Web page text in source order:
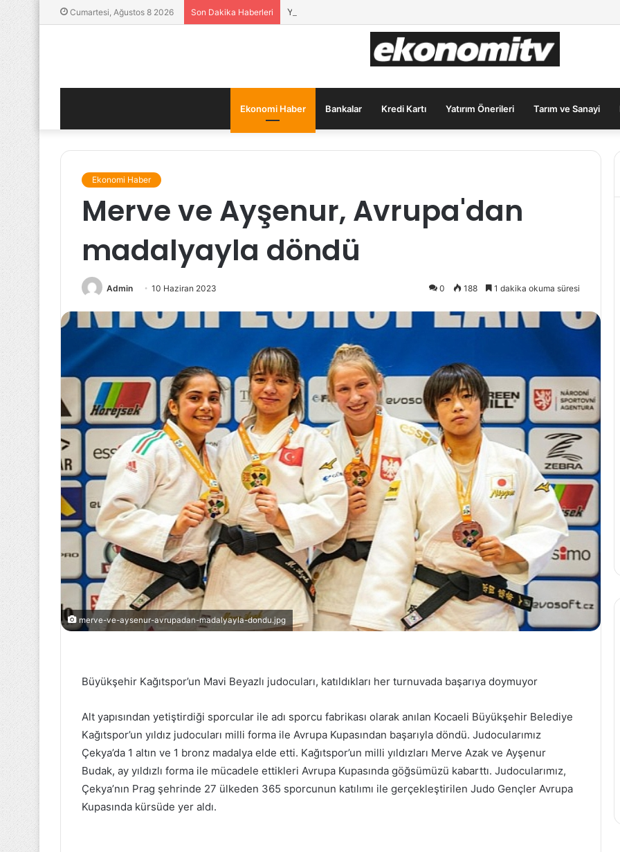
Cumartesi, Ağustos 8 2026 Son Dakika Haberleri Yatırımcılar İçin Güvenli Liman: Altın Hâlâ İlk Sırada mı?
Ekonomi Haber Bankalar Kredi Kartı Yatırım Önerileri Tarım ve Sanayi
Ekonomi Haber
Merve ve Ayşenur, Avrupa'dan
madalyayla döndü
Admin 10 Haziran 2023 0 188 1 dakika okuma süresi
merve-ve-aysenur-avrupadan-madalyayla-dondu.jpg
Büyükşehir Kağıtspor’un Mavi Beyazlı judocuları, katıldıkları her turnuvada başarıya doymuyor
Alt yapısından yetiştirdiği sporcular ile adı sporcu fabrikası olarak anılan Kocaeli Büyükşehir Belediye
Kağıtspor’un yıldız judocuları milli forma ile Avrupa Kupasından başarıyla döndü. Judocularımız
Çekya’da 1 altın ve 1 bronz madalya elde etti. Kağıtspor’un milli yıldızları Merve Azak ve Ayşenur
Budak, ay yıldızlı forma ile mücadele ettikleri Avrupa Kupasında göğsümüzü kabarttı. Judocularımız,
Çekya’nın Prag şehrinde 27 ülkeden 365 sporcunun katılımı ile gerçekleştirilen Judo Gençler Avrupa
Kupasında kürsüde yer aldı.
Üniversitesi
ve
Güvenlik
Alımı3 Mayıs 2023
Abdullah Gül Üniversitesi Şoför
ve Güvenlik Görevlisi Alımı
İsteyenler
En
Popüler
Araçları19 Haziran 2026
Birikim Yapmak İsteyenler İçin
En Popüler Yatırım Araçları